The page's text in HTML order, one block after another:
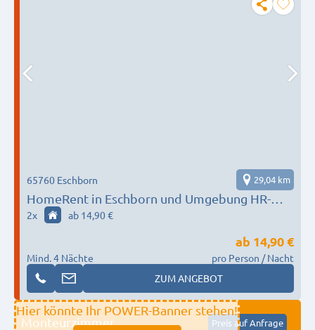
HomeRent in Eschborn und Umgebung HR-
55124-eschborn
65760 Eschborn 29,04 km
2x ab 14,90 €
Mind. 4 Nächte
ab 14,90 €
pro Person / Nacht
ZUM ANGEBOT
Hier könnte Ihr POWER-Banner stehen!
Monteurzimmer Preis auf Anfrage